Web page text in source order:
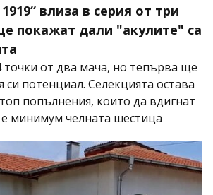
влиза в серия от три
покажат дали "акулите" са
точки от два мача, но тепърва ще
си потенциал. Селекцията остава
попълнения, които да вдигнат
е минимум челната шестица